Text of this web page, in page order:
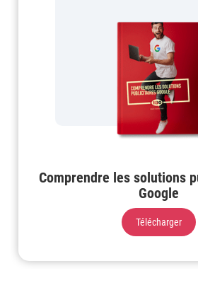
Comprendre les solutions
Google
Télécharger